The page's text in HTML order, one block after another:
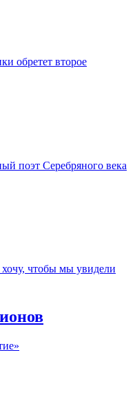
обретет второе
поэт Серебряного века
чтобы мы увидели